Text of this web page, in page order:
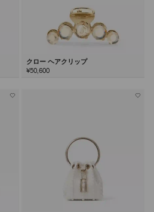
クロー ヘアクリップ
¥50,600